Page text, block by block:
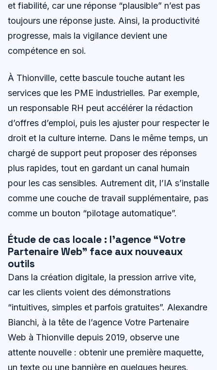
et fiabilité, car une réponse “plausible” n’est pas
toujours une réponse juste. Ainsi, la productivité
progresse, mais la vigilance devient une
compétence en soi.
À Thionville, cette bascule touche autant les
services que les PME industrielles. Par exemple,
un responsable RH peut accélérer la rédaction
d’offres d’emploi, puis les ajuster pour respecter le
droit et la culture interne. Dans le même temps, un
chargé de support peut proposer des réponses
plus rapides, tout en gardant un canal humain
pour les cas sensibles. Autrement dit, l’IA s’installe
comme une couche de travail supplémentaire, pas
comme un bouton “pilotage automatique”.
Étude de cas locale : l’agence “Votre
Partenaire Web” face aux nouveaux
outils
Dans la création digitale, la pression arrive vite,
car les clients voient des démonstrations
“intuitives, simples et parfois gratuites”. Alexandre
Bianchi, à la tête de l’agence Votre Partenaire
Web à Thionville depuis 2019, observe une
attente nouvelle : obtenir une première maquette,
un texte ou une bannière en quelques heures.